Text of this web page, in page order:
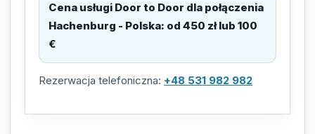
Cena usługi Door to Door dla połączenia
Hachenburg - Polska: od 450 zł lub 100
€
Rezerwacja telefoniczna: +48 531 982 982